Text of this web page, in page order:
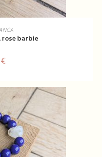
rose barbie
€